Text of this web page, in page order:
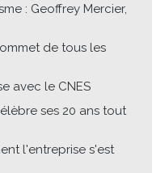
: Geoffrey Mercier,
de tous les
avec le CNES
ses 20 ans tout
l'entreprise s'est